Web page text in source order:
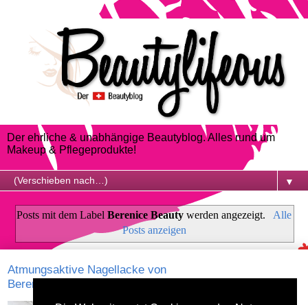
Der ehrliche & unabhängige Beautyblog. Alles rund um
Makeup & Pflegeprodukte!
▼
Posts mit dem LabelBerenice Beauty werden angezeigt.
Alle
Posts anzeigen
Atmungsaktive Nagellacke von
Berenice Beauty